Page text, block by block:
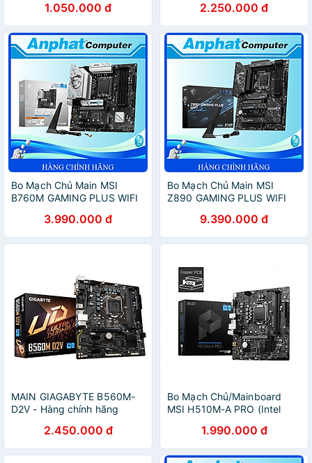
1.050.000 đ 2.250.000 đ
Bo Mạch Chủ Main MSI
B760M GAMING PLUS WIFI
Hàng Chính Hãng
3.990.000 đ
Bo Mạch Chủ Main MSI
Z890 GAMING PLUS WIFI
Chính Hãng9.390.000 đ
MAIN GIAGABYTE B560M-
D2V - Hàng chính hãng
2.450.000 đ
Bo Mạch Chủ/Mainboard
MSI H510M-A PRO (Intel
2 khe Ram DDR4)- Hàng
chính hãng
1.990.000 đ